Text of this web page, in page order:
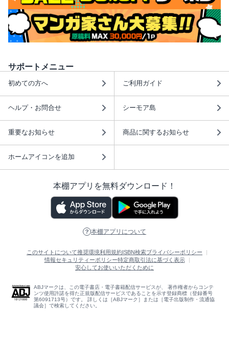
サポートメニュー
初めての方へ ご利用ガイド
ヘルプ・お問合せ シーモア島
重要なお知らせ 商品に関するお知らせ
ホームアイコンを追加
本棚アプリを無料ダウンロード！
本棚アプリについて
このサイトについて推奨環境利用規約 ISBN検索プライバシーポリシー
情報セキュリティーポリシー特定商取引法に基づく表示
安心してお使いいただくために
ABJマークは、この電子書店・電子書籍配信サービスが、 著作権者からコンテ
ンツ使用許諾を得た正規版配信サービスであることを示す登録商標（登録番号
第6091713号）です。 詳しくは［ABJマーク］または［電子出版制作・流通協
議会］で検索してください。